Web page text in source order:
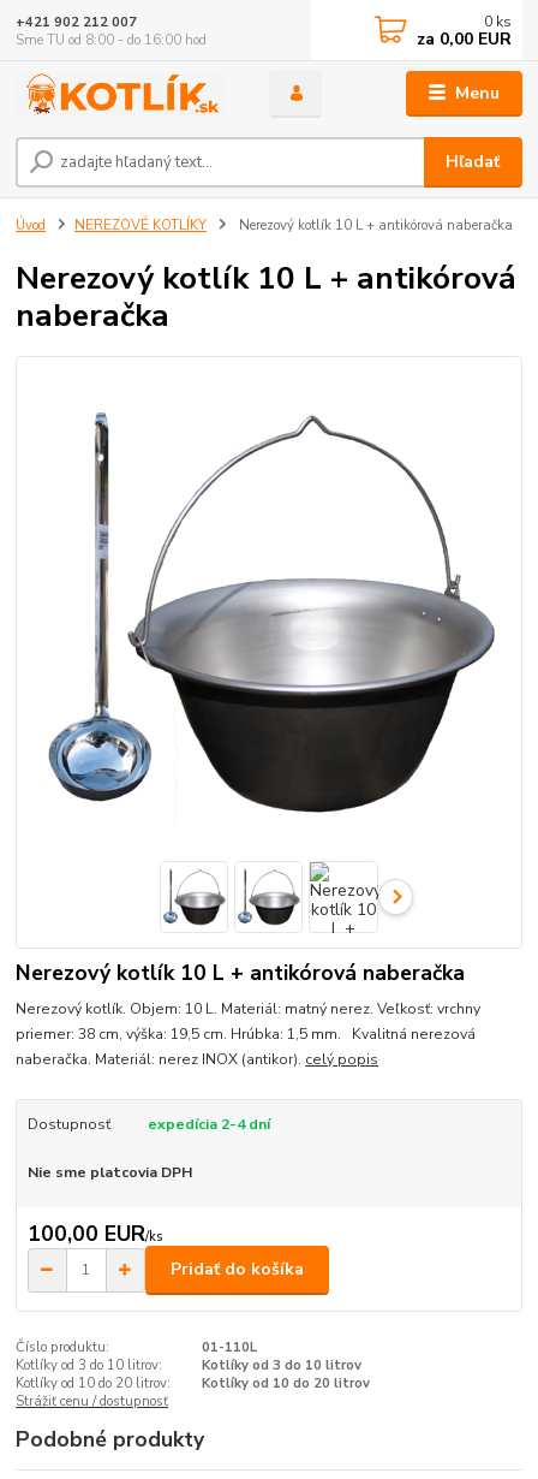
Menu
Hľadať
+421 902 212 007
Sme TU od 8:00 - do 16:00 hod
0 ks
za 0,00 EUR
Úvod NEREZOVÉ KOTLÍKY Nerezový kotlík 10 L + antikórová naberačka
Nerezový kotlík 10 L + antikórová
naberačka
Nerezový kotlík 10 L + antikórová naberačka
Nerezový kotlík. Objem: 10 L. Materiál: matný nerez. Veľkosť: vrchny
priemer: 38 cm, výška: 19,5 cm. Hrúbka: 1,5 mm. Kvalitná nerezová
naberačka. Materiál: nerez INOX (antikor). celý popis
Dostupnosť expedícia 2-4 dní
Nie sme platcovia DPH
100,00 EUR/ks
Pridať do košíka
Číslo produktu:
01-110L
Kotlíky od 3 do 10 litrov:
Kotlíky od 3 do 10 litrov
Kotlíky od 10 do 20 litrov:
Kotlíky od 10 do 20 litrov
Strážiť cenu / dostupnosť
Podobné produkty